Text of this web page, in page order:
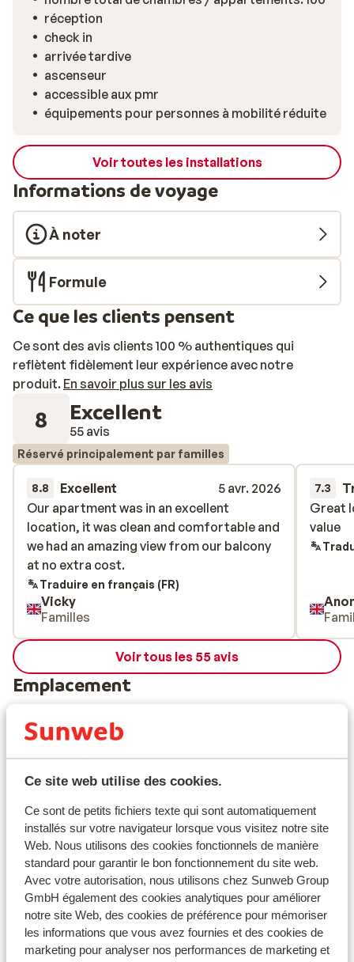
Ce site web utilise des cookies.
Ce sont de petits fichiers texte qui sont automatiquement
installés sur votre navigateur lorsque vous visitez notre site
Web. Nous utilisons des cookies fonctionnels de manière
standard pour garantir le bon fonctionnement du site web.
Avec votre autorisation, nous utilisons chez Sunweb Group
GmbH également des cookies analytiques pour améliorer
notre site Web, des cookies de préférence pour mémoriser
les informations que vous avez fournies et des cookies de
marketing pour analyser nos performances de marketing et
réception
check in
arrivée tardive
ascenseur
accessible aux pmr
équipements pour personnes à mobilité réduite
Voir toutes les installations
Informations de voyage
À noter
Formule
Ce que les clients pensent
Ce sont des avis clients 100 % authentiques qui
reflètent fidèlement leur expérience avec notre
produit. En savoir plus sur les avis
8 Excellent
55 avis
Réservé principalement par familles
8.8 Excellent
5 avr. 2026
Our apartment was in an excellent
location, it was clean and comfortable and
we had an amazing view from our balcony
at no extra cost.
Our apartment was in an excellent
location, it was clean and comfortable and
we had an amazing view from our balcony
at no extra cost.
Traduire en français (FR)
Vicky
Familles
7.3
Great
value
Great
value
Voir tous les 55 avis
Emplacement
Afficher sur la carte
À proximité
Distance du centre-ville: environ 500 mètres
Distance jusqu'à la gare clusus environ 45
kilomètres
Distance jusqu'aux pistes de ski environ 100